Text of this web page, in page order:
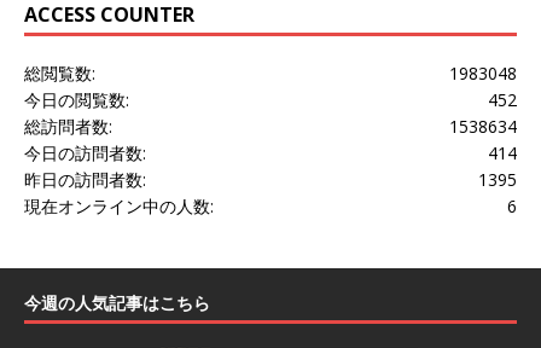
ACCESS COUNTER
1983048
総閲覧数:
452
今日の閲覧数:
1538634
総訪問者数:
414
今日の訪問者数:
1395
昨日の訪問者数:
6
現在オンライン中の人数:
今週の人気記事はこちら